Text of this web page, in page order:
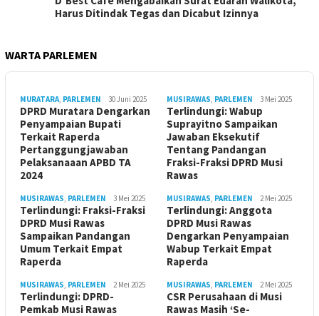
Harus Ditindak Tegas dan Dicabut Izinnya
WARTA PARLEMEN
MURATARA, PARLEMEN 30 Juni 2025
DPRD Muratara Dengarkan
Penyampaian Bupati
Terkait Raperda
Pertanggungjawaban
Pelaksanaaan APBD TA
2024
MUSIRAWAS, PARLEMEN 3 Mei 2025
Terlindungi: Wabup
Suprayitno Sampaikan
Jawaban Eksekutif
Tentang Pandangan
Fraksi-Fraksi DPRD Musi
Rawas
MUSIRAWAS, PARLEMEN 3 Mei 2025
Terlindungi: Fraksi-Fraksi
DPRD Musi Rawas
Sampaikan Pandangan
Umum Terkait Empat
Raperda
MUSIRAWAS, PARLEMEN 2 Mei 2025
Terlindungi: Anggota
DPRD Musi Rawas
Dengarkan Penyampaian
Wabup Terkait Empat
Raperda
MUSIRAWAS, PARLEMEN 2 Mei 2025
Terlindungi: DPRD-
Pemkab Musi Rawas
MUSIRAWAS, PARLEMEN 2 Mei 2025
CSR Perusahaan di Musi
Rawas Masih ‘Se-